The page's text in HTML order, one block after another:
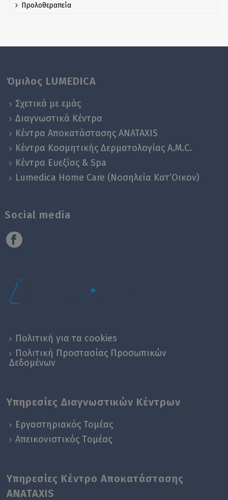
Προλοθεραπεία
Όμιλος LUMEDICA
Σχετικά με εμάς
Διαγνωστικά Κέντρα
Κέντρα Αποκατάστασης ANATAXIS
Κέντρα Κοσμητικής Δερματολογίας A.M.C.
Κέντρα Ευεξίας & Spa
Lumedica Home Care (Νοσηλεία Κατ’Οικον)
Social media
Πολιτική για τα cookies
Πολιτική Προστασίας Προσωπικών
Δεδομένων
Υπηρεσίες Διαγνωστικών Κέντρων
Εργαστηριακός Τομέας
Απεικονιστικός Tομέας
Υπηρεσίες Κέντρο Αποκατάστασης
ANATAXIS